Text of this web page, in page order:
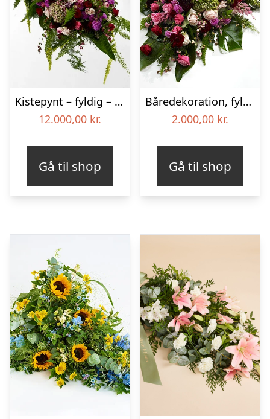
Kistepynt – fyldig – Blomster til begravelse
12.000,00 kr.
Gå til shop
Båredekoration, fyldig – Blomster til begravelse
2.000,00 kr.
Gå til shop